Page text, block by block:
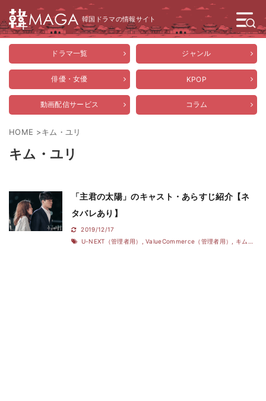
韓国ドラマの情報サイト
ドラマ一覧 ジャンル
俳優・女優 KPOP
動画配信サービス コラム
HOME >キム・ユリ
キム・ユリ
「主君の太陽」のキャスト・あらすじ紹介【ネ
タバレあり】
2019/12/17
U-NEXT（管理者用）
,ValueCommerce（管理者用） キム・ユリ